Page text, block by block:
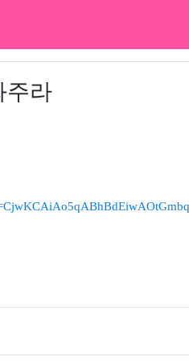
주라